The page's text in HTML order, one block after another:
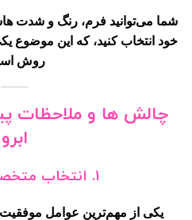
شما می‌توانید فرم، رنگ و شدت
خود انتخاب کنید، که این موضوع
روش
چالش ها و ملاحظات
ابرو
1. انتخاب
یکی از مهم‌ترین عوامل موفقیت